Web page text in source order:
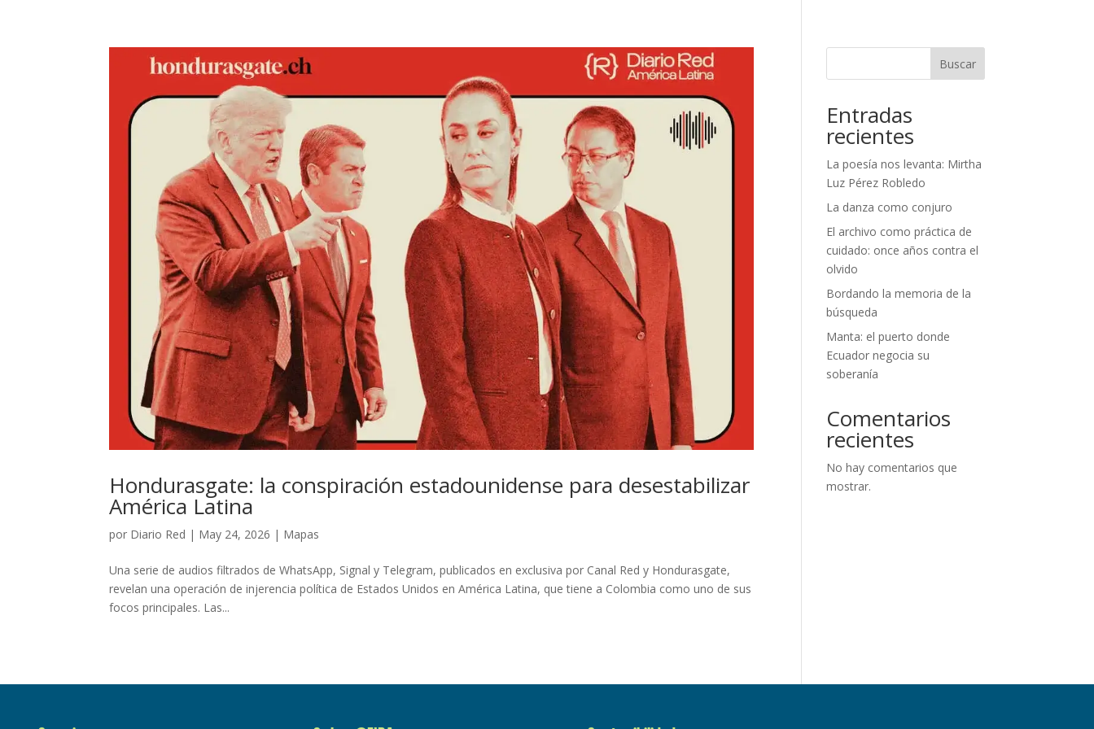
Hondurasgate: la conspiración estadounidense para desestabilizar
América Latina
por Diario Red | May 24, 2026 | Mapas
Una serie de audios filtrados de WhatsApp, Signal y Telegram, publicados en exclusiva por Canal Red y Hondurasgate,
revelan una operación de injerencia política de Estados Unidos en América Latina, que tiene a Colombia como uno de sus
focos principales. Las...
Buscar
Entradas
recientes
La poesía nos levanta: Mirtha
Luz Pérez Robledo
La danza como conjuro
El archivo como práctica de
cuidado: once años contra el
olvido
Bordando la memoria de la
búsqueda
Manta: el puerto donde
Ecuador negocia su
soberanía
Comentarios
recientes
No hay comentarios que
mostrar.